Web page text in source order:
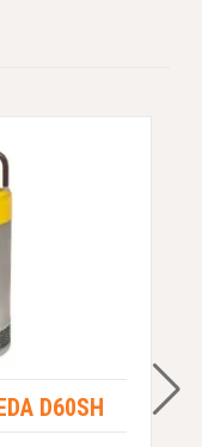
D60SH